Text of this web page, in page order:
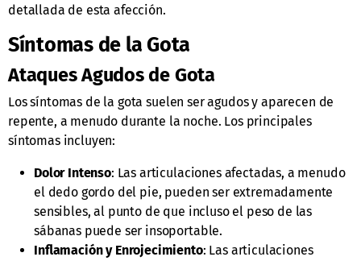
detallada de esta afección.
Síntomas de la Gota
Ataques Agudos de Gota
Los síntomas de la gota suelen ser agudos y aparecen de
repente, a menudo durante la noche. Los principales
síntomas incluyen:
Dolor Intenso: Las articulaciones afectadas, a menudo
el dedo gordo del pie, pueden ser extremadamente
sensibles, al punto de que incluso el peso de las
sábanas puede ser insoportable.
Inflamación y Enrojecimiento: Las articulaciones